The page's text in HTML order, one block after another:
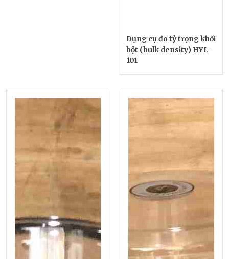
Dụng cụ đo tỷ trọng khối
bột (bulk density) HYL-
101